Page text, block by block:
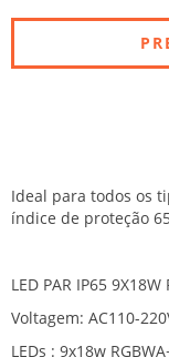
Ideal para todos os
índice de proteção
LED PAR IP65 9X18W
Voltagem: AC110-
LEDs : 9x18w